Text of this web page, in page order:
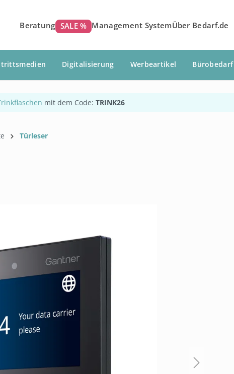
Beratung SALE % Management SystemÜber Bedarf.de
Digitalisierung Werbeartikel Bürobedarf
mit dem Code: TRINK26
Türleser